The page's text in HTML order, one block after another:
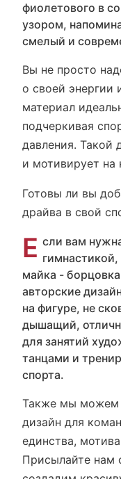
фиолетового в
узором,
смелый и
Вы не просто
о своей энергии
материал
подчеркивая
давления. Такой
и мотивирует
Готовы ли вы
драйва в свой
Е сли вам
майка -
авторские
на фигуре, не
дышащий,
для занятий
танцами и
спорта.
Также мы можем
дизайн для
единства,
Присылайте нам